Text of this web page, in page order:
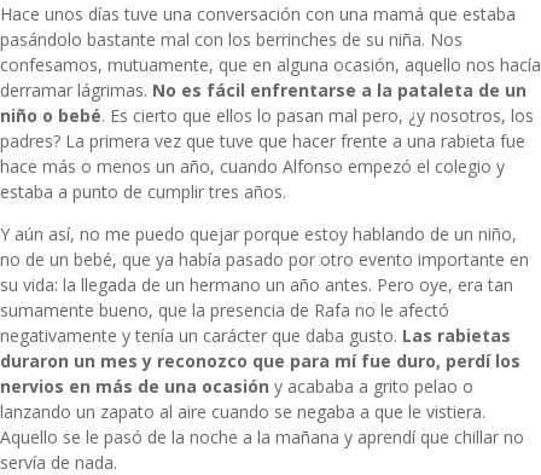
Hace unos días tuve una conversación con una mamá que estaba
pasándolo bastante mal con los berrinches de su niña. Nos
confesamos, mutuamente, que en alguna ocasión, aquello nos hacía
derramar lágrimas. No es fácil enfrentarse a la pataleta de un
niño o bebé. Es cierto que ellos lo pasan mal pero, ¿y nosotros, los
padres? La primera vez que tuve que hacer frente a una rabieta fue
hace más o menos un año, cuando Alfonso empezó el colegio y
estaba a punto de cumplir tres años.
Y aún así, no me puedo quejar porque estoy hablando de un niño,
no de un bebé, que ya había pasado por otro evento importante en
su vida: la llegada de un hermano un año antes. Pero oye, era tan
sumamente bueno, que la presencia de Rafa no le afectó
negativamente y tenía un carácter que daba gusto. Las rabietas
duraron un mes y reconozco que para mí fue duro, perdí los
nervios en más de una ocasión y acababa a grito pelao o
lanzando un zapato al aire cuando se negaba a que le vistiera.
Aquello se le pasó de la noche a la mañana y aprendí que chillar no
servía de nada.